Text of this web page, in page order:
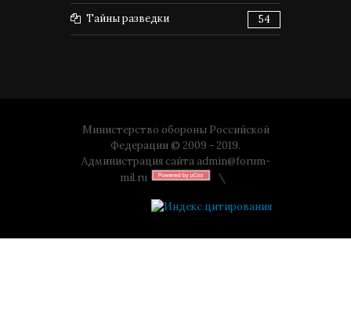
Тайны разведки 54
Министерство обороны Российской
Федерации © 2009 - 2019.
Администрация сайта admin@forum-
mil.ru